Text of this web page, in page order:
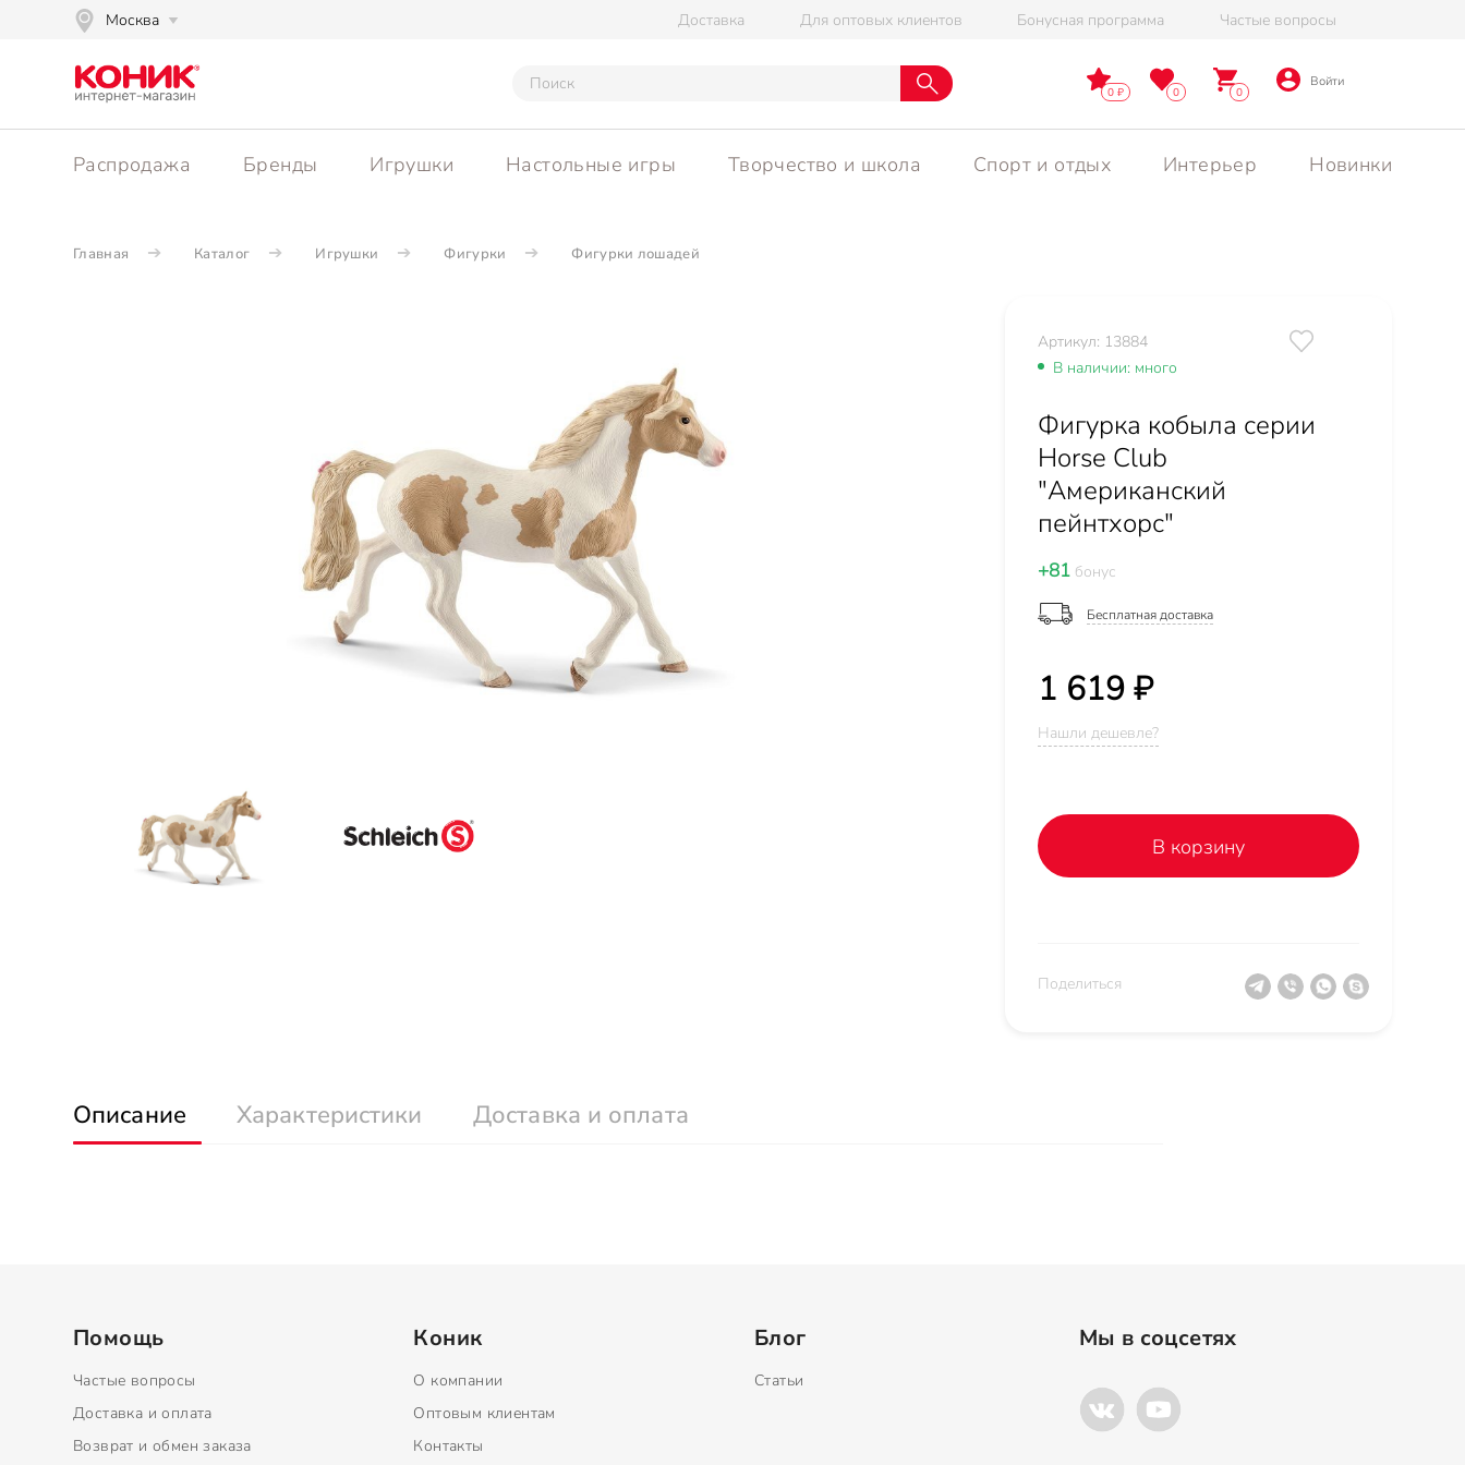
Москва Доставка Для оптовых клиентов Бонусная программа Частые вопросы
0 0 0
Войти
Распродажа Бренды Игрушки Настольные игры Творчество и школа Спорт и отдых Интерьер Новинки
Главная Каталог Игрушки Фигурки Фигурки лошадей
Артикул: 13884
В наличии: много
Фигурка кобыла серии
Horse Club
"Американский
пейнтхорс"
+81бонус
Бесплатная доставка
1 619 ₽
Нашли дешевле?
В корзину
Поделиться
Описание Характеристики Доставка и оплата
Помощь
Частые вопросы
Доставка и оплата
Возврат и обмен заказа
Коник
О компании
Оптовым клиентам
Контакты
Блог
Статьи
Мы в соцсетях